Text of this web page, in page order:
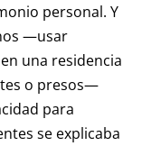
personal. Y
—usar
una residencia
o presos—
para
se explicaba